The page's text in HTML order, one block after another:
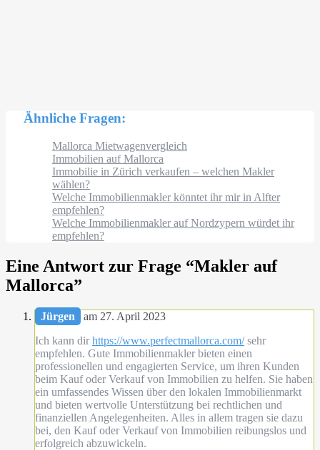
Ähnliche Fragen:
Mallorca Mietwagenvergleich
Immobilien auf Mallorca
Immobilie in Zürich verkaufen – welchen Makler
wählen?
Welche Immobilienmakler könntet ihr mir in Alfter
empfehlen?
Welche Immobilienmakler auf Nordzypern würdet ihr
empfehlen?
Eine Antwort zur Frage “Makler auf
Mallorca”
Jürgen
am 27. April 2023
Ich kann dir https://www.perfectmallorca.com/sehr
empfehlen. Gute Immobilienmakler bieten einen
professionellen und engagierten Service, um ihren Kunden
beim Kauf oder Verkauf von Immobilien zu helfen. Sie haben
ein umfassendes Wissen über den lokalen Immobilienmarkt
und bieten wertvolle Unterstützung bei rechtlichen und
finanziellen Angelegenheiten. Alles in allem tragen sie dazu
bei, den Kauf oder Verkauf von Immobilien reibungslos und
erfolgreich abzuwickeln.